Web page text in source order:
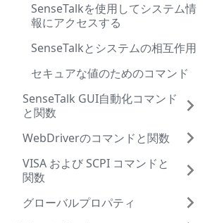
SenseTalkを使用してシステム情
報にアクセスする
SenseTalkとシステムの相互作用
セキュアな値のためのコマンド
SenseTalk GUI自動化コマンド
と関数
WebDriverのコマンドと関数
VISA および SCPI コマンドと
関数
グローバルプロパティ